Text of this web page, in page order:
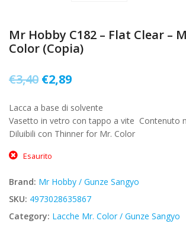
Mr Hobby C182 – Flat Clear –
Color (Copia)
€3,40 Il
originale
era:
€3,40.
€2,89Il
attuale
è:
Lacca a base di solvente
Vasetto in vetro con tappo a vite  Contenuto
Diluibili con Thinner for Mr. Color
Esaurito
Brand: Mr Hobby / Gunze Sangyo
SKU: 4973028635867
Category: Lacche Mr. Color / Gunze Sangyo